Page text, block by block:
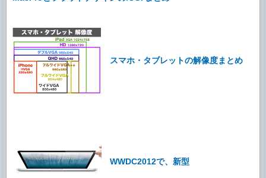
スマホ・タブレットの解像度まとめ
WWDC2012で、新型